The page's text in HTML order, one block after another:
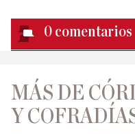
0 comentarios
MÁS DE
Y